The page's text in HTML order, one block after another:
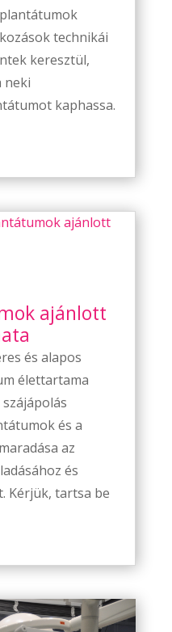
technikái
keresztül,
neki
kaphassa.
ajánlott
és alapos
élettartama
és a
az
és
Kérjük, tartsa be